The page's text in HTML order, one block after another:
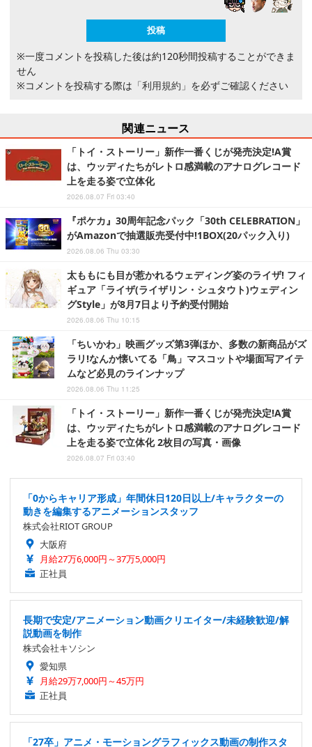
※一度コメントを投稿した後は約120秒間投稿することができま
せん
※コメントを投稿する際は 「利用規約」 を必ずご確認ください
関連ニュース
「トイ・ストーリー」新作一番くじが発売決定!A賞
は、ウッディたちがレトロ感満載のアナログレコード
上を走る姿で立体化
2026.08.07 Fri 03:40
『ポケカ』30周年記念パック「30th CELEBRATION」
がAmazonで抽選販売受付中!1BOX(20パック入り)
2026.08.06 Thu 03:30
太ももにも目が惹かれるウェディング姿のライザ! フィ
ギュア「ライザ(ライザリン・シュタウト)ウェディン
グStyle」が8月7日より予約受付開始
2026.08.06 Thu 10:15
「ちいかわ」映画グッズ第3弾ほか、多数の新商品がズ
ラリ!なんか懐いてる「鳥」マスコットや場面写アイテ
ムなど必見のラインナップ
2026.08.06 Thu 11:25
「トイ・ストーリー」新作一番くじが発売決定!A賞
は、ウッディたちがレトロ感満載のアナログレコード
上を走る姿で立体化 2枚目の写真・画像
2026.08.07 Fri 03:40
「0からキャリア形成」年間休日120日以上/キャラクターの
動きを編集するアニメーションスタッフ
株式会社RIOT GROUP
大阪府
月給27万6,000円～37万5,000円
正社員
長期で安定/アニメーション動画クリエイター/未経験歓迎/解
説動画を制作
株式会社キソシン
愛知県
月給29万7,000円～45万円
正社員
「27卒」アニメ・モーショングラフィックス動画の制作スタ